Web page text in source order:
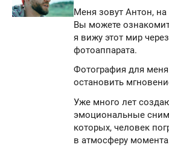
Меня зовут Антон, на
Вы можете
я вижу этот мир
фотоаппарата.
Фотография для
остановить
Уже много лет
эмоциональные
которых, человек
в атмосферу